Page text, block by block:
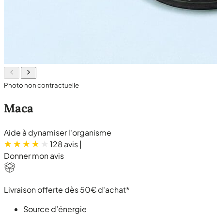
Photo non contractuelle
Maca
Aide à dynamiser l'organisme
128 avis|
Donner mon avis
Livraison offerte dès 50€ d'achat*
Source d’énergie